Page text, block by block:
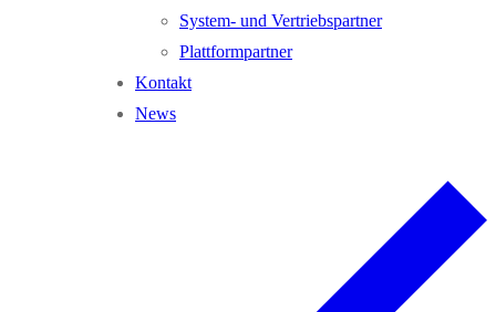
System- und Vertriebspartner
Plattformpartner
Kontakt
News